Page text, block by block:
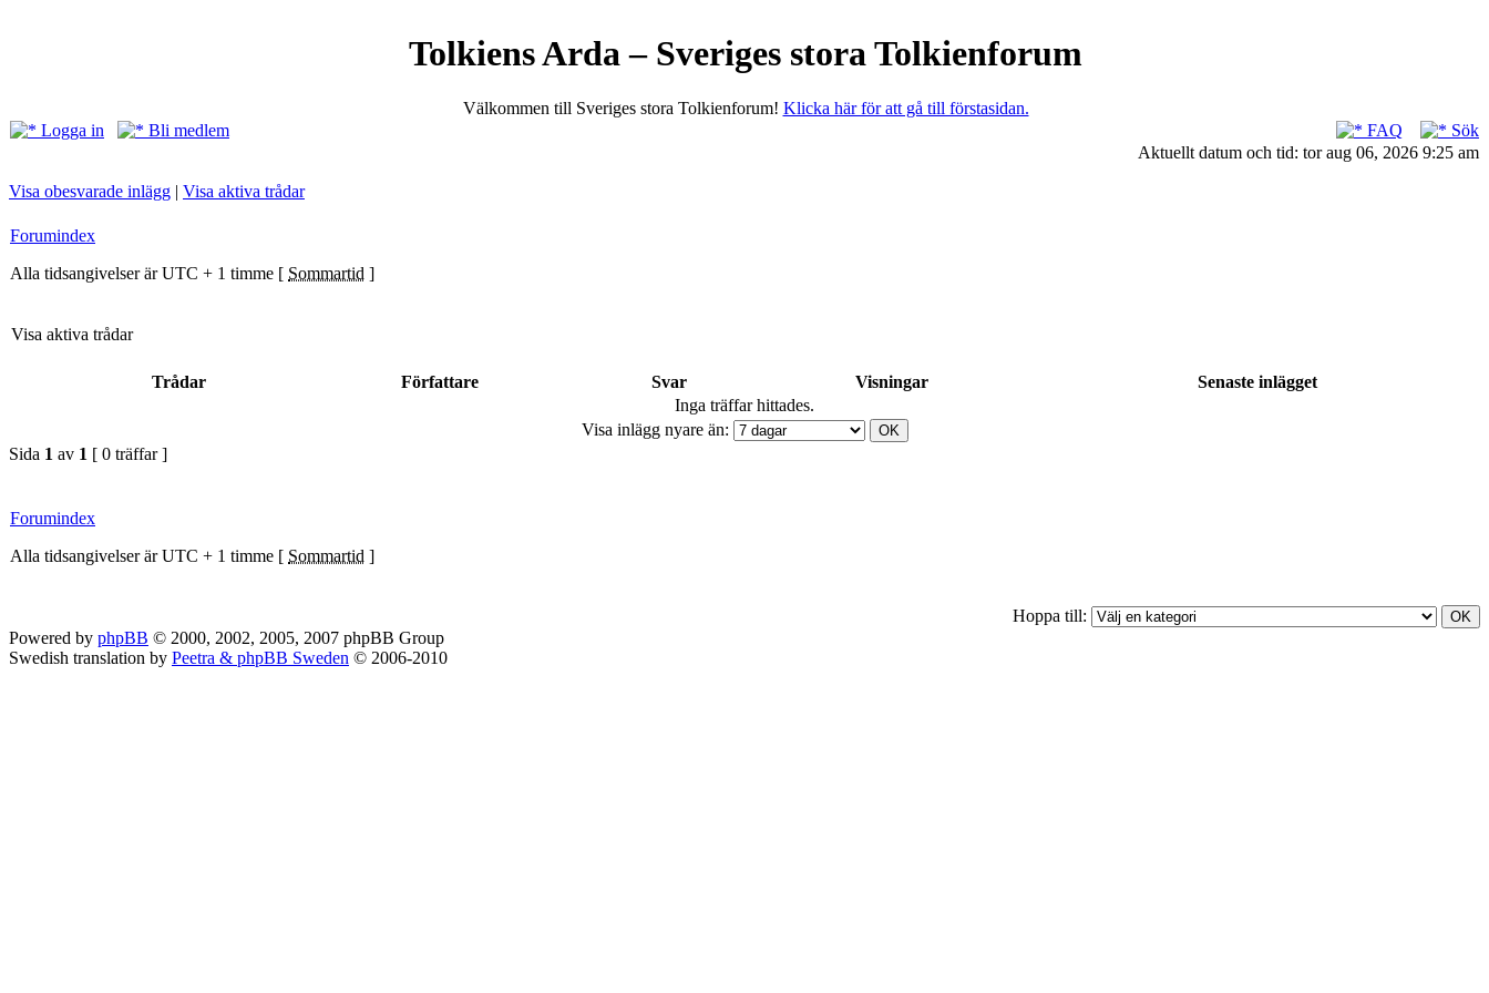
Tolkiens Arda – Sveriges stora Tolkienforum
Välkommen till Sveriges stora Tolkienforum! Klicka här för att gå till förstasidan.
Logga in
Bli medlem FAQ
Sök
Aktuellt datum och tid: tor aug 06, 2026 9:25 am
Visa obesvarade inlägg | Visa aktiva trådar
Forumindex
Alla tidsangivelser är UTC + 1 timme [ Sommartid ]
Visa aktiva trådar
Trådar Författare Svar Visningar
Senaste inlägget
Inga träffar hittades.
Visa inlägg nyare än:
Sida 1 av 1 [ 0 träffar ]
Forumindex
Alla tidsangivelser är UTC + 1 timme [ Sommartid ]
Hoppa till:
Powered by phpBB © 2000, 2002, 2005, 2007 phpBB Group
Swedish translation by Peetra & phpBB Sweden © 2006-2010